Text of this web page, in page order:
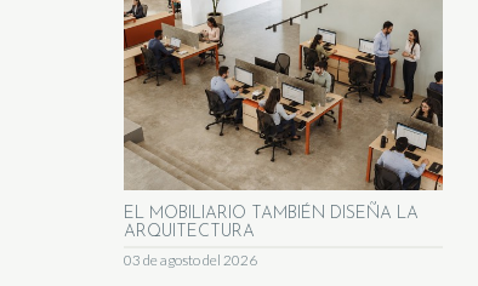
EL MOBILIARIO TAMBIÉN DISEÑA LA
ARQUITECTURA
03 de agosto del 2026